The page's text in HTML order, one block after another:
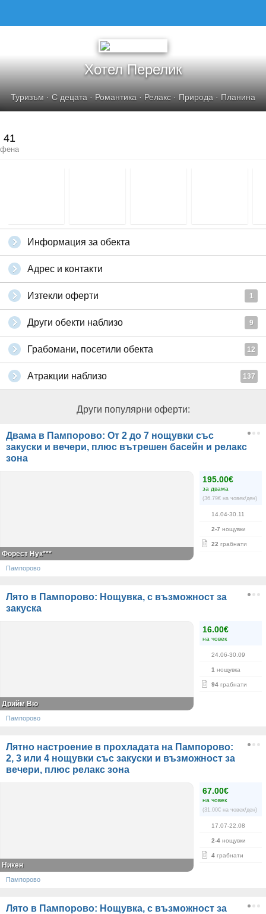
Хотел Перелик
Туризъм · С децата · Романтика · Релакс · Природа · Планина
41
фена
Информация за обекта
Адрес и контакти
Изтекли оферти 1
Други обекти наблизо 9
Грабомани, посетили обекта 12
Атракции наблизо 137
Други популярни оферти:
Двама в Пампорово: От 2 до 7 нощувки със
закуски и вечери, плюс вътрешен басейн и релакс
зона
195.00€
за двама
(36.79€ на човек/ден)
14.04-30.11
2-7 нощувки
22 грабнати
Форест Нук***
Пампорово
Лято в Пампорово: Нощувка, с възможност за
закуска
16.00€
на човек
24.06-30.09
1 нощувка
94 грабнати
Дрийм Вю
Пампорово
Лятно настроение в прохладата на Пампорово:
2, 3 или 4 нощувки със закуски и възможност за
вечери, плюс релакс зона
67.00€
на човек
(31.00€ на човек/ден)
17.07-22.08
2-4 нощувки
4 грабнати
Никен
Пампорово
Лято в Пампорово: Нощувка, с възможност за